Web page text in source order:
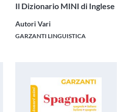
Il Dizionario MINI di Inglese
Autori Vari
GARZANTI LINGUISTICA